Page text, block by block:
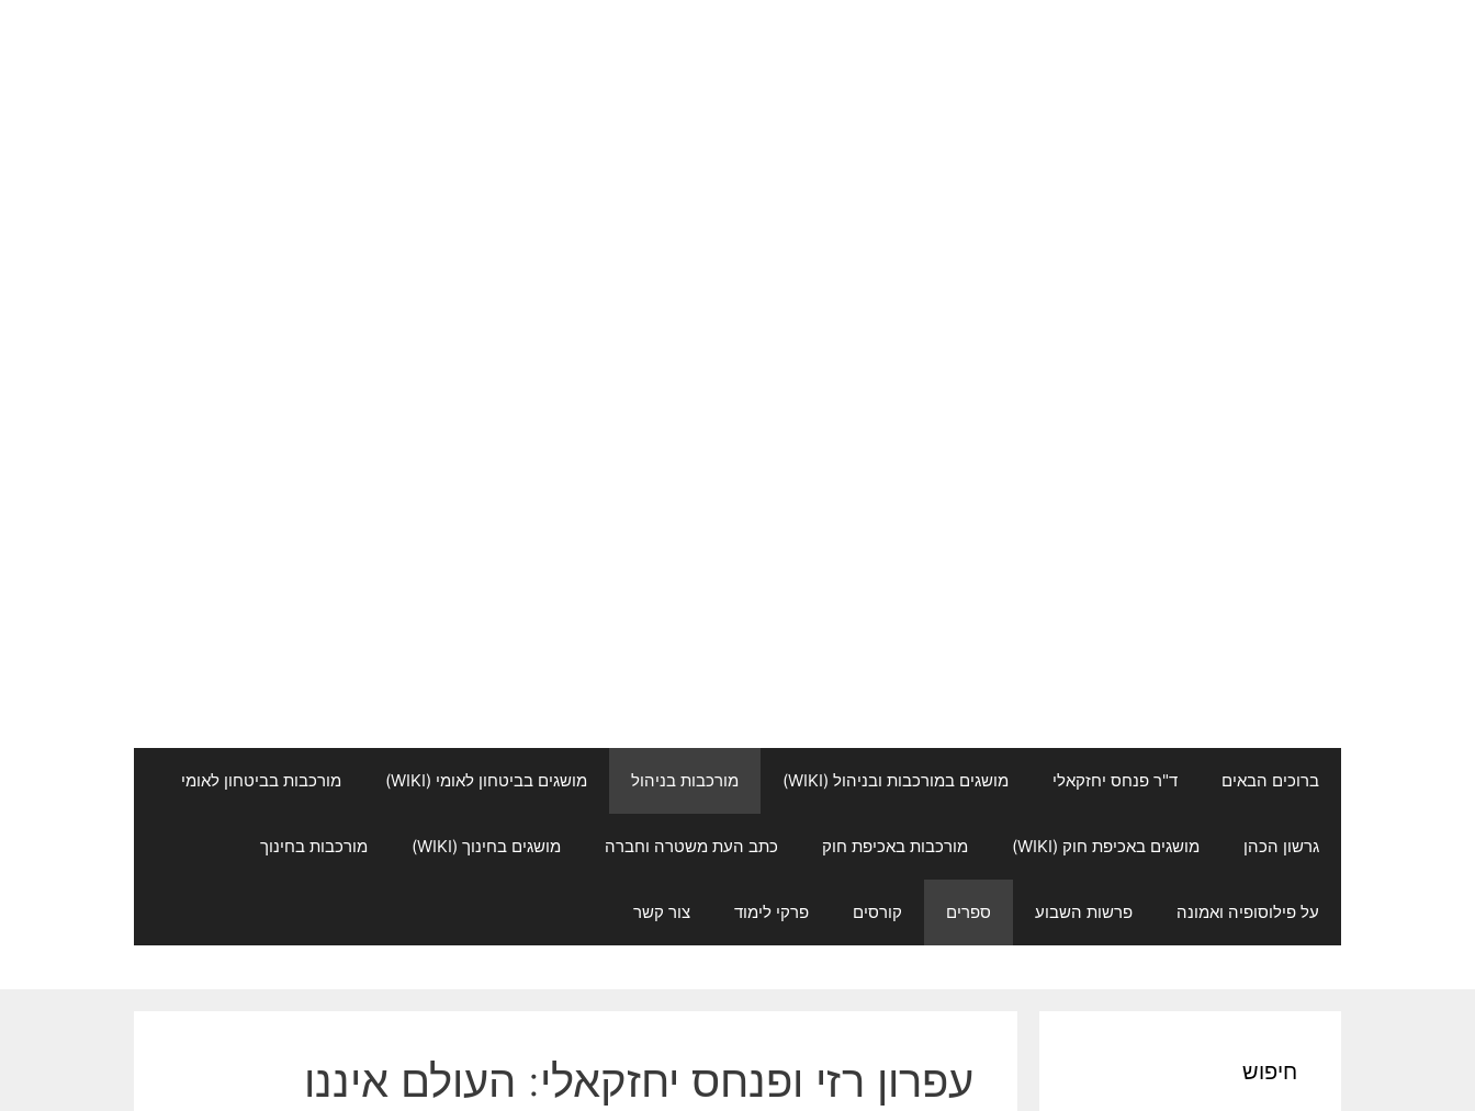
ברוכים הבאים ד"ר פנחס יחזקאלי מושגים במורכבות ובניהול (WIKI) מורכבות בניהול מושגים בביטחון לאומי (WIKI) מורכבות בביטחון לאומי
גרשון הכהן מושגים באכיפת חוק (WIKI) מורכבות באכיפת חוק כתב העת משטרה וחברה מושגים בחינוך (WIKI) מורכבות בחינוך
על פילוסופיה ואמונה פרשות השבוע ספרים קורסים פרקי לימוד צור קשר
עפרון רזי ופנחס יחזקאלי: העולם איננו
חיפוש